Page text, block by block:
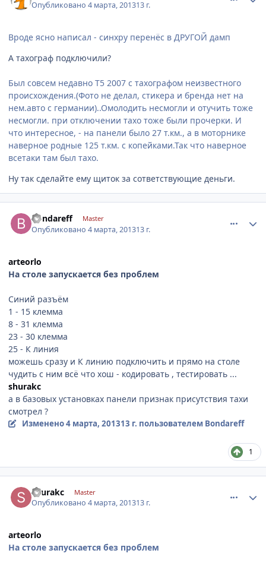
Опубликовано4 марта, 201313 г.
Вроде ясно написал - синхру перенёс в ДРУГОЙ дамп
А тахограф подключили?
Был совсем недавно T5 2007 с тахографом неизвестного
происхождения.(Фото не делал, стикера и бренда нет на
нем.авто с германии)..Омолодить несмогли и отучить тоже
несмогли. при отключении тахо тоже были прочерки. И
что интересное, - на панели было 27 т.км., а в моторнике
наверное родные 125 т.км. с копейками.Так что наверное
всетаки там был тахо.
Ну так сделайте ему щиток за сответствующие деньги.
Bondareff Master
Опубликовано4 марта, 201313 г.
arteorlo
На столе запускается без проблем
Синий разъём
1 - 15 клемма
8 - 31 клемма
23 - 30 клемма
25 - К линия
можешь сразу и К линию подключить и прямо на столе
чудить с ним всё что хош - кодировать , тестировать ...
shurakc
а в базовых установках панели признак присутствия тахи
смотрел ?
Изменено4 марта, 201313 г. пользователем Bondareff
1
shurakc Master
Опубликовано4 марта, 201313 г.
arteorlo
На столе запускается без проблем